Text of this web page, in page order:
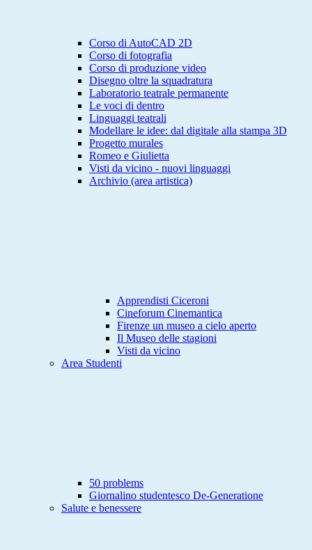
Corso di AutoCAD 2D
Corso di fotografia
Corso di produzione video
Disegno oltre la squadratura
Laboratorio teatrale permanente
Le voci di dentro
Linguaggi teatrali
Modellare le idee: dal digitale alla stampa 3D
Progetto murales
Romeo e Giulietta
Visti da vicino - nuovi linguaggi
Archivio (area artistica)
Apprendisti Ciceroni
Cineforum Cinemantica
Firenze un museo a cielo aperto
Il Museo delle stagioni
Visti da vicino
Area Studenti
50 problems
Giornalino studentesco De-Generatione
Salute e benessere